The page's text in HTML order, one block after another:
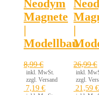
Neodym
Magnete
|
Modellbau
8,99€
inkl. MwSt.
zzgl. Versand
7,19 €
|
26,99€
inkl.
zzgl.
21,59€